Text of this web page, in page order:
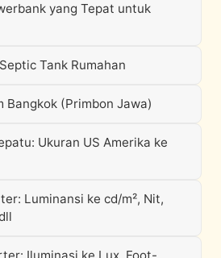
yang Tepat untuk
Tank Rumahan
Bangkok (Primbon Jawa)
Ukuran US Amerika ke
Luminansi ke cd/m², Nit,